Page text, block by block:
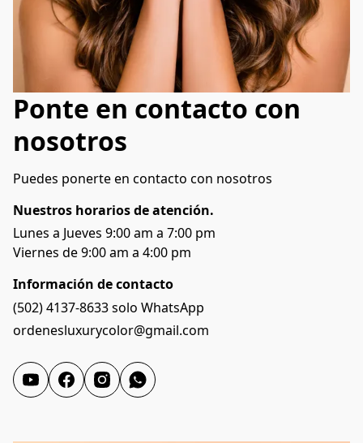
Ponte en contacto con
nosotros
Puedes ponerte en contacto con nosotros
Nuestros horarios de atención.
Lunes a Jueves 9:00 am a 7:00 pm
Viernes de 9:00 am a 4:00 pm
Información de contacto
(502) 4137-8633 solo WhatsApp
ordenesluxurycolor@gmail.com